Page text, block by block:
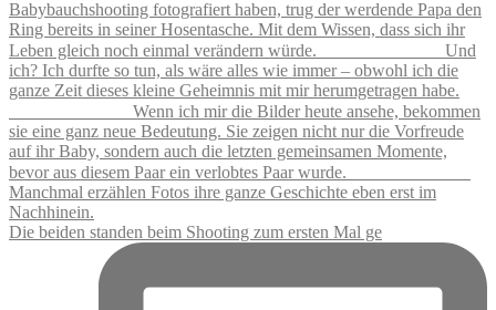
Die beiden standen beim Shooting zum ersten Mal ge